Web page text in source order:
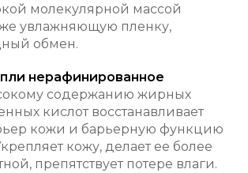
молекулярной массой
увлажняющую пленку,
обмен.
нерафинированное
содержанию жирных
кислот восстанавливает
кожи и барьерную функцию
кожу, делает ее более
препятствует потере влаги.